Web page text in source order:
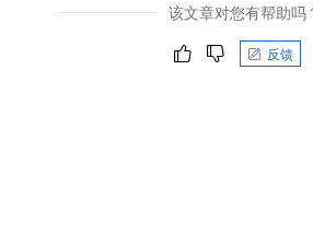
该文章对您有帮助吗
反馈